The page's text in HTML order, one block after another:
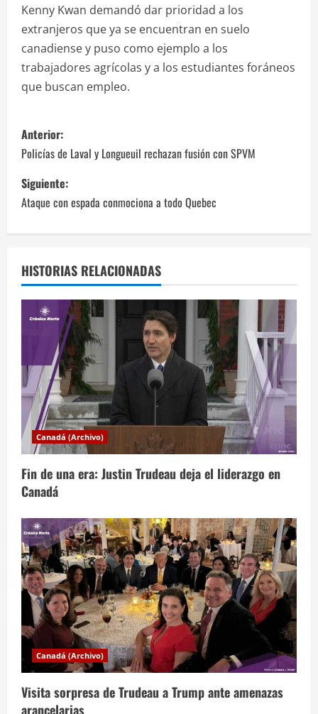
Kenny Kwan demandó dar prioridad a los
extranjeros que ya se encuentran en suelo
canadiense y puso como ejemplo a los
trabajadores agrícolas y a los estudiantes foráneos
que buscan empleo.
N
a
v
e
a
c
ó
n
d
e
e
n
t
r
a
d
a
s
Anterior:
Policías de Laval y Longueuil rechazan fusión con SPVM
Siguiente:
Ataque con espada conmociona a todo Quebec
HISTORIAS RELACIONADAS
Canadá (Archivo)
Fin de una era: Justin Trudeau deja el liderazgo en
Canadá
Canadá (Archivo)
Visita sorpresa de Trudeau a Trump ante amenazas
arancelarias